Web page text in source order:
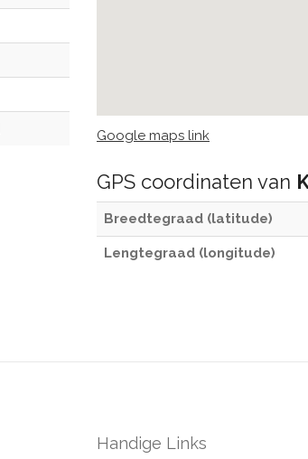
Google maps link
GPS coordinaten van
Breedtegraad (latitude)
Lengtegraad (longitude)
Handige Links